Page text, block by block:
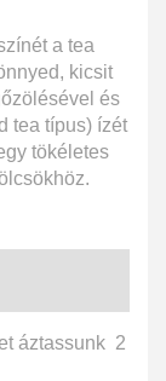
a tea
kicsit
és
tea típus) ízét
tökéletes
áztassunk 2